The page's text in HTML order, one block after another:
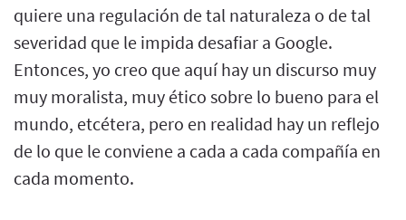
quiere una regulación de tal naturaleza o de tal
severidad que le impida desafiar a Google.
Entonces, yo creo que aquí hay un discurso muy
muy moralista, muy ético sobre lo bueno para el
mundo, etcétera, pero en realidad hay un reflejo
de lo que le conviene a cada a cada compañía en
cada momento.